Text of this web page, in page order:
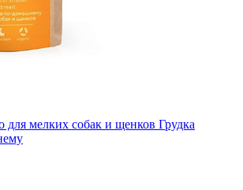
для мелких собак и щенков Грудка